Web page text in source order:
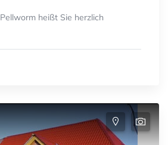
heißt Sie herzlich